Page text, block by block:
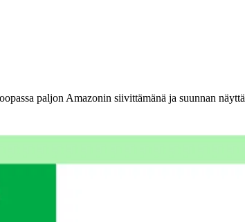
paljon Amazonin siivittämänä ja suunnan